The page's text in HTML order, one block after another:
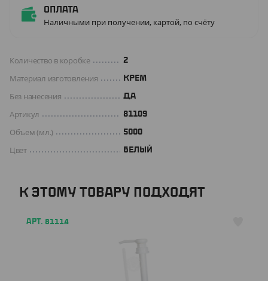
Оплата
Наличными при получении, картой, по счёту
Количество в коробке 2
Материал изготовления КРЕМ
Без нанесения ДА
Артикул 81109
Объем (мл.) 5000
Цвет БЕЛЫЙ
К ЭТОМУ ТОВАРУ ПОДХОДЯТ
АРТ. 81114